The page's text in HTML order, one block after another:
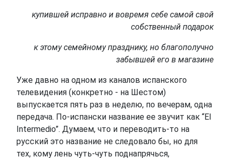
купившей исправно и вовремя себе самой свой
собственный подарок
к этому семейному празднику, но благополучно
забывшей его в магазине
Уже давно на одном из каналов испанского
телевидения (конкретно - на Шестом)
выпускается пять раз в неделю, по вечерам, одна
передача. По-испански название ее звучит как “El
Intermedio”. Думаем, что и переводить-то на
русский это название не следовало бы, но для
тех, кому лень чуть-чуть поднапрячься,